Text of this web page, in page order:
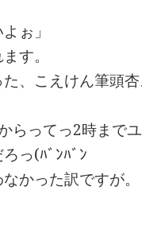
ぉ」
す。
、こえけん筆頭
らってっ2時まで
っ(ﾊﾞﾝﾊﾞﾝ
かった訳ですが。